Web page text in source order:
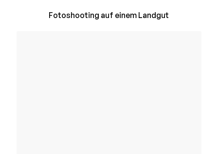
Fotoshooting auf einem Landgut